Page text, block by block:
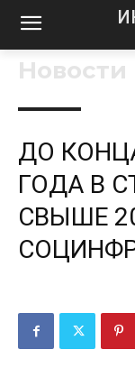
Новости
ДО
ГОДА В
СВЫШЕ